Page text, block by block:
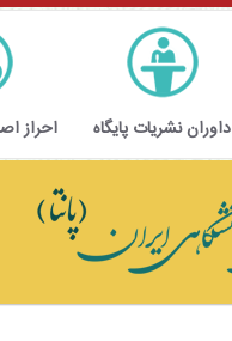
داوران نشریات پایگاه احراز